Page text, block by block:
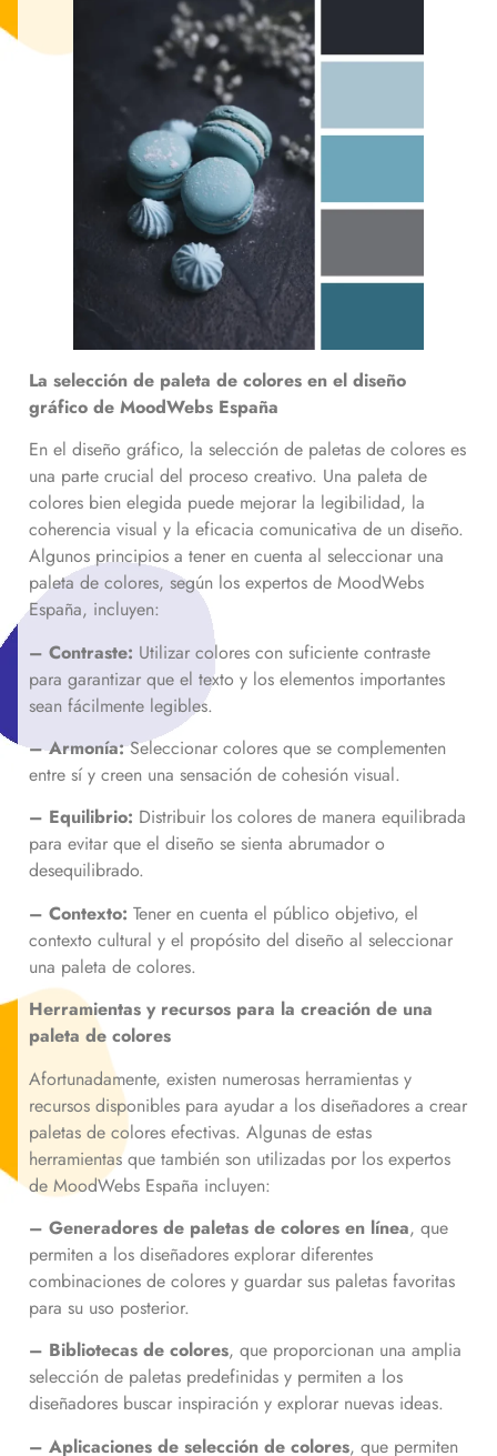
La selección de paleta de colores en el diseño
gráfico de MoodWebs España
En el diseño gráfico, la selección de paletas de colores es
una parte crucial del proceso creativo. Una paleta de
colores bien elegida puede mejorar la legibilidad, la
coherencia visual y la eficacia comunicativa de un diseño.
Algunos principios a tener en cuenta al seleccionar una
paleta de colores, según los expertos de MoodWebs
España, incluyen:
– Contraste: Utilizar colores con suficiente contraste
para garantizar que el texto y los elementos importantes
sean fácilmente legibles.
– Armonía:Seleccionar colores que se complementen
entre sí y creen una sensación de cohesión visual.
– Equilibrio: Distribuir los colores de manera equilibrada
para evitar que el diseño se sienta abrumador o
desequilibrado.
– Contexto: Tener en cuenta el público objetivo, el
contexto cultural y el propósito del diseño al seleccionar
una paleta de colores.
Herramientas y recursos para la creación de una
paleta de colores
Afortunadamente, existen numerosas herramientas y
recursos disponibles para ayudar a los diseñadores a crear
paletas de colores efectivas. Algunas de estas
herramientas que también son utilizadas por los expertos
de MoodWebs España incluyen:
– Generadores de paletas de colores en línea, que
permiten a los diseñadores explorar diferentes
combinaciones de colores y guardar sus paletas favoritas
para su uso posterior.
– Bibliotecas de colores, que proporcionan una amplia
selección de paletas predefinidas y permiten a los
diseñadores buscar inspiración y explorar nuevas ideas.
– Aplicaciones de selección de colores, que permiten